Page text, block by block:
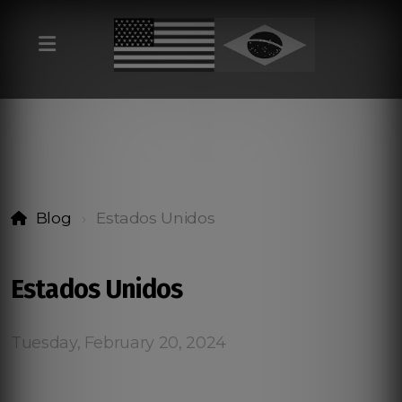
Blog Estados Unidos
Estados Unidos
Tuesday, February 20, 2024